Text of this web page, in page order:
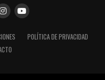
POLÍTICA DE PRIVACIDAD